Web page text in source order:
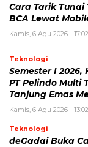
Cara Tarik Tunai
BCA Lewat
Kamis, 6 Agu 2026 - 17:02
Teknologi
Semester I
PT Pelindo Multi
Tanjung Emas
Kamis, 6 Agu 2026 - 13:02
Teknologi
deGadai Buka